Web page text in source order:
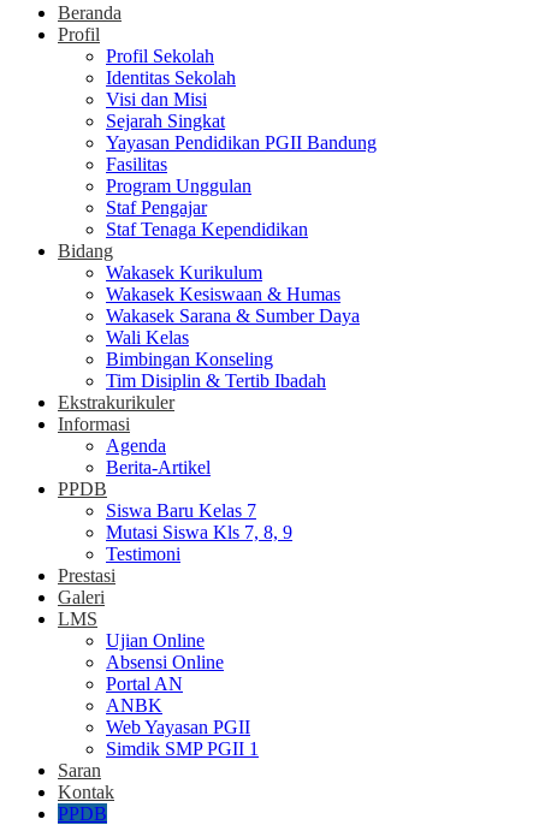
Beranda
Profil
Profil Sekolah
Identitas Sekolah
Visi dan Misi
Sejarah Singkat
Yayasan Pendidikan PGII Bandung
Fasilitas
Program Unggulan
Staf Pengajar
Staf Tenaga Kependidikan
Bidang
Wakasek Kurikulum
Wakasek Kesiswaan & Humas
Wakasek Sarana & Sumber Daya
Wali Kelas
Bimbingan Konseling
Tim Disiplin & Tertib Ibadah
Ekstrakurikuler
Informasi
Agenda
Berita-Artikel
PPDB
Siswa Baru Kelas 7
Mutasi Siswa Kls 7, 8, 9
Testimoni
Prestasi
Galeri
LMS
Ujian Online
Absensi Online
Portal AN
ANBK
Web Yayasan PGII
Simdik SMP PGII 1
Saran
Kontak
PPDB